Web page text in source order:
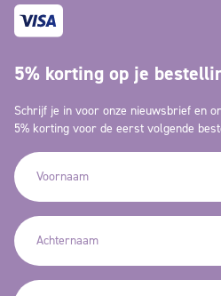
5% korting op je
Schrijf je in voor onze nieuwsbrief en
5% korting voor de eerst volgende